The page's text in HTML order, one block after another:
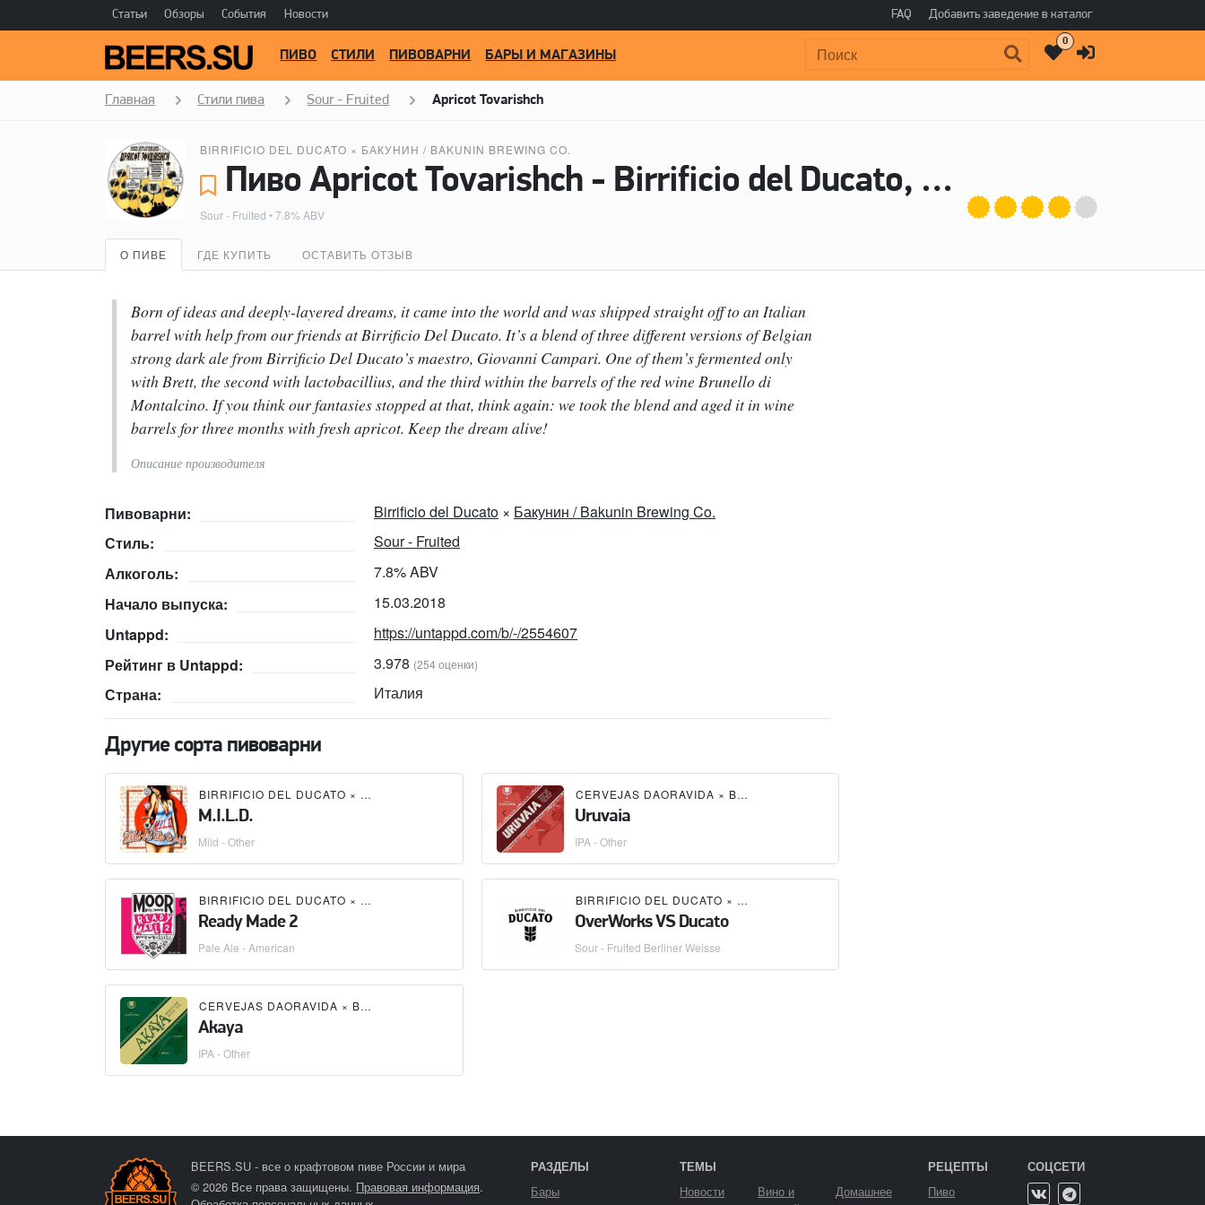
Статьи Обзоры События Новости FAQ Добавить заведение в каталог
Поиск:
ПИВО СТИЛИ ПИВОВАРНИ БАРЫ И МАГАЗИНЫ
0
Главная Стили пива Sour - Fruited Apricot Tovarishch
BIRRIFICIO DEL DUCATO × БАКУНИН / BAKUNIN BREWING CO.
Пиво Apricot Tovarishch - Birrificio del Ducato, Бакунин / Bakunin Brewing Co.
Sour - Fruited • 7.8% ABV
О ПИВЕ ГДЕ КУПИТЬ ОСТАВИТЬ ОТЗЫВ
Born of ideas and deeply-layered dreams, it came into the world and was shipped straight off to an Italian
barrel with help from our friends at Birrificio Del Ducato. It’s a blend of three different versions of Belgian
strong dark ale from Birrificio Del Ducato’s maestro, Giovanni Campari. One of them’s fermented only
with Brett, the second with lactobacillius, and the third within the barrels of the red wine Brunello di
Montalcino. If you think our fantasies stopped at that, think again: we took the blend and aged it in wine
barrels for three months with fresh apricot. Keep the dream alive!
Описание производителя
Пивоварни: Birrificio del Ducato × Бакунин / Bakunin Brewing Co.
Стиль:
Sour - Fruited
Алкоголь:
7.8% ABV
Начало выпуска:
15.03.2018
Untappd:
https://untappd.com/b/-/2554607
Рейтинг в Untappd:
3.978 (254 оценки)
Страна: Италия
Другие сорта пивоварни
BIRRIFICIO DEL DUCATO × BREWFIST BIRRA TOCCALMATTO ×BROUWERIJ DE MOLEN
M.I.L.D.
Mild - Other
CERVEJAS DAORAVIDA × BIRRIFICIO DEL DUCATO
Uruvaia
IPA - Other
BIRRIFICIO DEL DUCATO × DADA
Ready Made 2
Pale Ale - American
BIRRIFICIO DEL DUCATO × OVERWORKS
OverWorks VS Ducato
Sour - Fruited Berliner Weisse
CERVEJAS DAORAVIDA × BIRRIFICIO DEL DUCATO
Akaya
IPA - Other
BEERS.SU - все о крафтовом пиве России и мира
© 2026 Все права защищены. Правовая информация.
РАЗДЕЛЫ
Бары
ТЕМЫ
Новости
Вино и
Домашнее
РЕЦЕПТЫ
Пиво
СОЦСЕТИ